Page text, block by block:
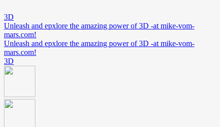
3D
Unleash and epxlore the amazing power of 3D -at mike-vom-
mars.com!
Unleash and epxlore the amazing power of 3D -at mike-vom-
mars.com!
3D